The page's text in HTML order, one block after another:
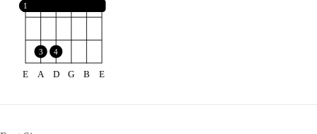
1
3 4
E A D G B E